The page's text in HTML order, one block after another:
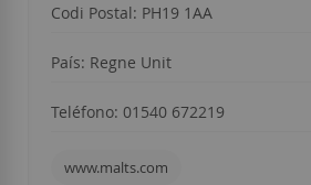
Codi Postal: PH19 1AA
País: Regne Unit
Teléfono: 01540 672219
www.malts.com